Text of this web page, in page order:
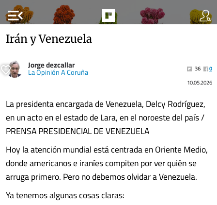
menu_open
Irán y Venezuela
Jorge dezcallar
La Opinión A Coruña 36
0
10.05.2026
La presidenta encargada de Venezuela, Delcy Rodríguez,
en un acto en el estado de Lara, en el noroeste del país /
PRENSA PRESIDENCIAL DE VENEZUELA
Hoy la atención mundial está centrada en Oriente Medio,
donde americanos e iraníes compiten por ver quién se
arruga primero. Pero no debemos olvidar a Venezuela.
Ya tenemos algunas cosas claras: